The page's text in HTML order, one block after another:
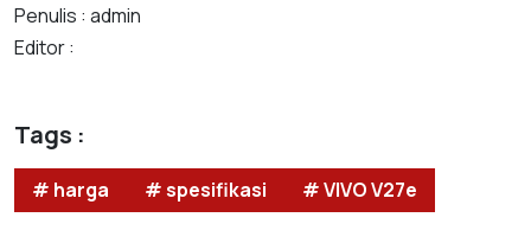
Penulis : admin
Editor :
Tags :
# harga # spesifikasi # VIVO V27e